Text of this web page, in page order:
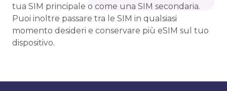
tua SIM principale o come una SIM secondaria.
Puoi inoltre passare tra le SIM in qualsiasi
momento desideri e conservare più eSIM sul tuo
dispositivo.